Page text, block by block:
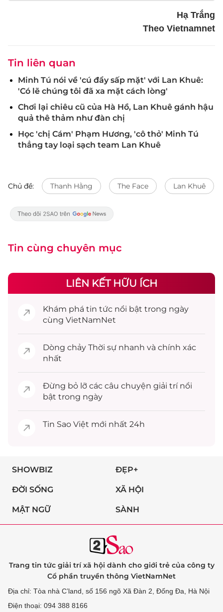
Hạ Trắng
Theo Vietnamnet
Tin liên quan
Minh Tú nói về 'cú đẩy sấp mặt' với Lan Khuê:
'Có lẽ chúng tôi đã xa mặt cách lòng'
Chơi lại chiêu cũ của Hà Hồ, Lan Khuê gánh hậu
quả thê thảm như đàn chị
Học 'chị Cám' Phạm Hương, 'cô thỏ' Minh Tú
thẳng tay loại sạch team Lan Khuê
Chủ đề: Thanh Hằng The Face Lan Khuê
Tin cùng chuyên mục
LIÊN KẾT HỮU ÍCH
Khám phá tin tức nổi bật trong ngày
cùng VietNamNet
Dòng chảy Thời sự nhanh và chính xác
nhất
Đừng bỏ lỡ các câu chuyện giải trínổi
bật trong ngày
Tin Sao Việt mới nhất 24h
SHOWBIZ ĐẸP+
ĐỜI SỐNG XÃ HỘI
MẬT NGỮ SÀNH
Trang tin tức giải trí xã hội dành cho giới trẻ của công ty
Cổ phần truyền thông VietNamNet
Địa chỉ: Tòa nhà C’land, số 156 ngõ Xã Đàn 2, Đống Đa, Hà Nội
Điện thoại: 094 388 8166